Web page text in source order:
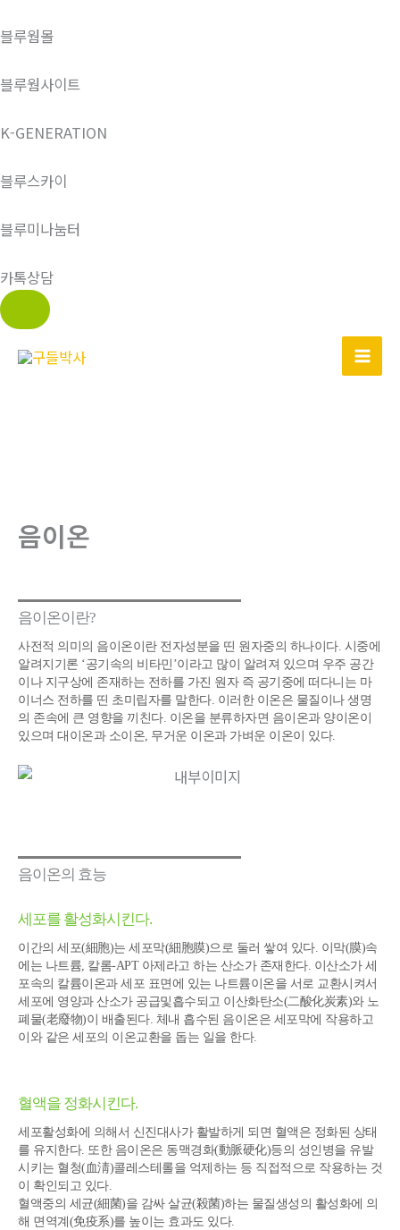
블루웜몰
블루웜사이트
K-GENERATION
블루스카이
블루미나눔터
카톡상담
음이온
음이온이란?
사전적 의미의 음이온이란 전자성분을 띤 원자중의 하나이다. 시중에
알려지기론 ‘공기속의 비타민’이라고 많이 알려져 있으며 우주 공간
이나 지구상에 존재하는 전하를 가진 원자 즉 공기중에 떠다니는 마
이너스 전하를 띤 초미립자를 말한다. 이러한 이온은 물질이나 생명
의 존속에 큰 영향을 끼친다. 이온을 분류하자면 음이온과 양이온이
있으며 대이온과 소이온, 무거운 이온과 가벼운 이온이 있다.
음이온의 효능
세포를 활성화시킨다.
이간의 세포(細胞)는 세포막(細胞膜)으로 둘러 쌓여 있다. 이막(膜)속
에는 나트륨, 칼롬-APT 아제라고 하는 산소가 존재한다. 이산소가 세
포속의 칼륨이온과 세포 표면에 있는 나트륨이온을 서로 교환시켜서
세포에 영양과 산소가 공급및흡수되고 이산화탄소(二酸化炭素)와 노
폐물(老廢物)이 배출된다. 체내 흡수된 음이온은 세포막에 작용하고
이와 같은 세포의 이온교환을 돕는 일을 한다.
혈액을 정화시킨다.
세포활성화에 의해서 신진대사가 활발하게 되면 혈액은 정화된 상태
를 유지한다. 또한 음이온은 동맥경화(動脈硬化)등의 성인병을 유발
시키는 혈청(血淸)콜레스테롤을 억제하는 등 직접적으로 작용하는 것
이 확인되고 있다.
혈액중의 세균(細菌)을 감싸 살균(殺菌)하는 물질생성의 활성화에 의
해 면역계(免疫系)를 높이는 효과도 있다.